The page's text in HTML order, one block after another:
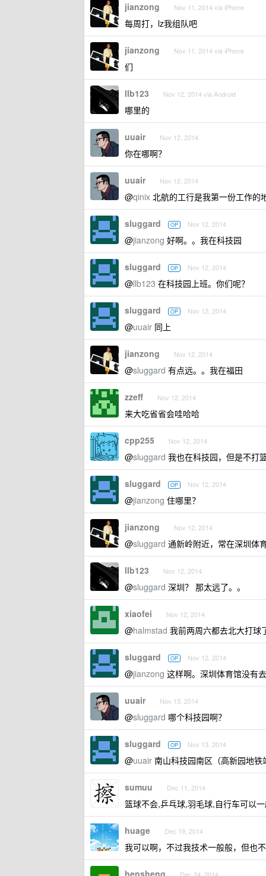
jianzong Nov 11, 2014 via iPhone
每周打，lz我组队吧
jianzong Nov 11, 2014 via iPhone
们
llb123 Nov 12, 2014 via Android
哪里的
uuair Nov 12, 2014
你在哪啊？
uuair Nov 12, 2014
@qinix 北航的工行是我第一份工作的
sluggard OP Nov 12, 2014
@jianzong 好啊。。我在科技园
sluggard OP Nov 12, 2014
@llb123 在科技园上班。你们呢？
sluggard OP Nov 12, 2014
@uuair 同上
jianzong Nov 12, 2014
@sluggard 有点远。。我在福田
zzeff Nov 12, 2014
来大吃省省会哇哈哈
cpp255 Nov 12, 2014
@sluggard 我也在科技园，但是不打
sluggard OP Nov 12, 2014
@jianzong 住哪里？
jianzong Nov 12, 2014
@sluggard 通新岭附近，常在深圳体
llb123 Nov 12, 2014
@sluggard 深圳？ 那太远了。。
xiaofei Nov 12, 2014
@halmstad 我前两周六都去北大打球
sluggard OP Nov 12, 2014
@jianzong 这样啊。深圳体育馆没有去
uuair Nov 13, 2014
@sluggard 哪个科技园啊？
sluggard OP Nov 13, 2014
@uuair 南山科技园南区（高新园地铁
sumuu Dec 11, 2014
篮球不会,乒乓球,羽毛球,自行车可以
huage Dec 19, 2014
我可以啊，不过我技术一般般，但也
hensheng